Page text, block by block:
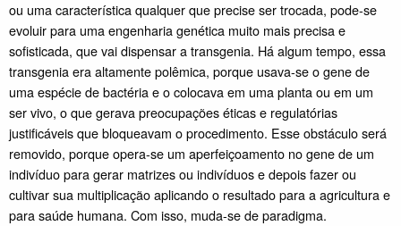
ou uma característica qualquer que precise ser trocada, pode-se
evoluir para uma engenharia genética muito mais precisa e
sofisticada, que vai dispensar a transgenia. Há algum tempo, essa
transgenia era altamente polêmica, porque usava-se o gene de
uma espécie de bactéria e o colocava em uma planta ou em um
ser vivo, o que gerava preocupações éticas e regulatórias
justificáveis que bloqueavam o procedimento. Esse obstáculo será
removido, porque opera-se um aperfeiçoamento no gene de um
indivíduo para gerar matrizes ou indivíduos e depois fazer ou
cultivar sua multiplicação aplicando o resultado para a agricultura e
para saúde humana. Com isso, muda-se de paradigma.